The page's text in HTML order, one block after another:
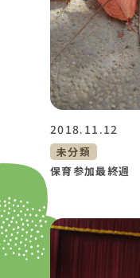
2018.11.12
未分類
保育参加最終週